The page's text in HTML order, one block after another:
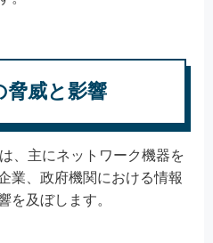
威と影響
、主にネットワーク機器を
業、政府機関における情報
を及ぼします。